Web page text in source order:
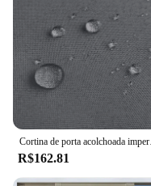
R$162.81